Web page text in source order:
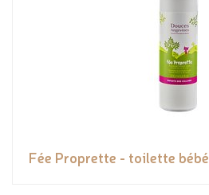
Fée Proprette - toilette bébé